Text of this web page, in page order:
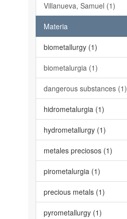
Villanueva, Samuel (1)
Materia
biometallurgy (1)
biometalurgia (1)
dangerous substances (1)
hidrometalurgia (1)
hydrometallurgy (1)
metales preciosos (1)
pirometalurgia (1)
precious metals (1)
pyrometallurgy (1)